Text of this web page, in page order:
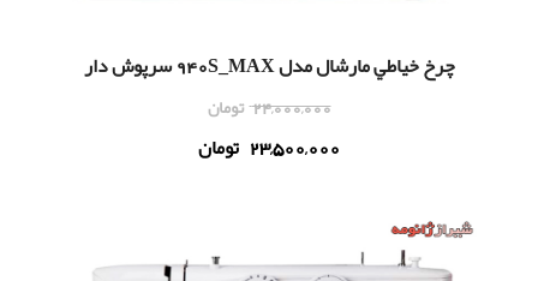
چرخ خياطي مارشال مدل 940S_MAX سرپوش دار
24,000,000 تومان
23,500,000 تومان